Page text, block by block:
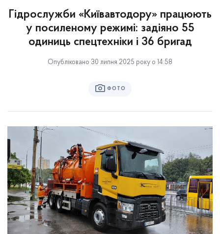
Гідрослужби «Київавтодору» працюють
у посиленому режимі: задіяно 55
одиниць спецтехніки і 36 бригад
Опубліковано 30 липня 2025 року о 14:58
ФОТО